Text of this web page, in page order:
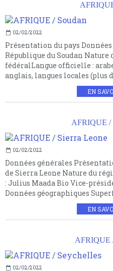
02/02/2022
Présentation du pays
République du Soudan
fédéralLangue officielle :
anglais, langues locales (plus
EN
AFRIQUE /
02/02/2022
Données générales
de Sierra Leone Nature du
: Julius Maada Bio Vice-
Données géographiques
EN
AFRIQUE
02/02/2022